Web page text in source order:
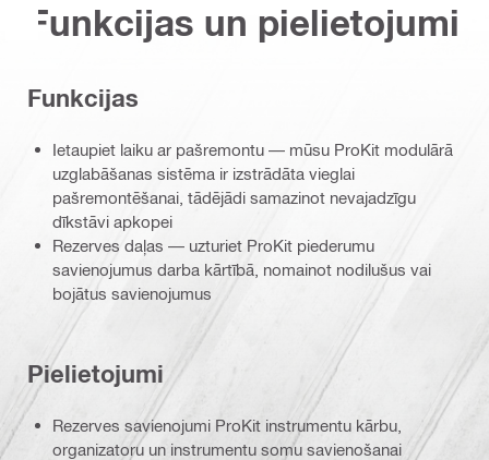
Funkcijas un pielietojumi
Funkcijas
Ietaupiet laiku ar pašremontu — mūsu ProKit modulārā
uzglabāšanas sistēma ir izstrādāta vieglai
pašremontēšanai, tādējādi samazinot nevajadzīgu
dīkstāvi apkopei
Rezerves daļas — uzturiet ProKit piederumu
savienojumus darba kārtībā, nomainot nodilušus vai
bojātus savienojumus
Pielietojumi
Rezerves savienojumi ProKit instrumentu kārbu,
organizatoru un instrumentu somu savienošanai